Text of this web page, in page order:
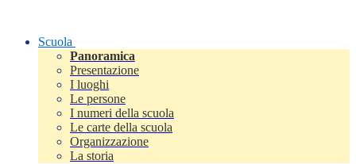
Scuola
Panoramica
Presentazione
I luoghi
Le persone
I numeri della scuola
Le carte della scuola
Organizzazione
La storia